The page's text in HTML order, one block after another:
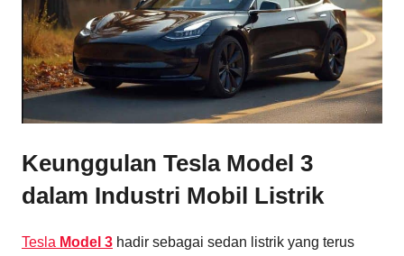
Keunggulan Tesla Model 3
dalam Industri Mobil Listrik
Tesla Model 3 hadir sebagai sedan listrik yang terus